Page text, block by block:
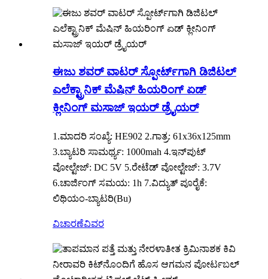
ಈಜು ಶವರ್ ವಾಟರ್ ಸ್ಪೋರ್ಟ್‌ಗಾಗಿ ಡಿಜಿಟಲ್
ಎಲೆಕ್ಟ್ರಾನಿಕ್ ಮೆಷಿನ್ ಹಿಯರಿಂಗ್ ಏಡ್
ಕ್ಲೀನಿಂಗ್ ಮಸಾಜ್ ಇಯರ್ ಡ್ರೈಯರ್
1.ಮಾದರಿ ಸಂಖ್ಯೆ: HE902 2.ಗಾತ್ರ: 61x36x125mm
3.ಬ್ಯಾಟರಿ ಸಾಮರ್ಥ್ಯ: 1000mah 4.ಇನ್‌ಪುಟ್
ವೋಲ್ಟೇಜ್: DC 5V 5.ರೇಟೆಡ್ ವೋಲ್ಟೇಜ್: 3.7V
6.ಚಾರ್ಜಿಂಗ್ ಸಮಯ: 1h 7.ವಿದ್ಯುತ್ ಪೂರೈಕೆ:
ಲಿಥಿಯಂ-ಬ್ಯಾಟರಿ(Bu)
ವಿಚಾರಣೆವಿವರ